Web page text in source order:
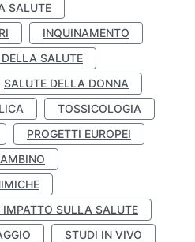
SALUTE
INQUINAMENTO
SALUTE
SALUTE DELLA DONNA
TOSSICOLOGIA
PROGETTI EUROPEI
SULLA SALUTE
STUDI IN VIVO